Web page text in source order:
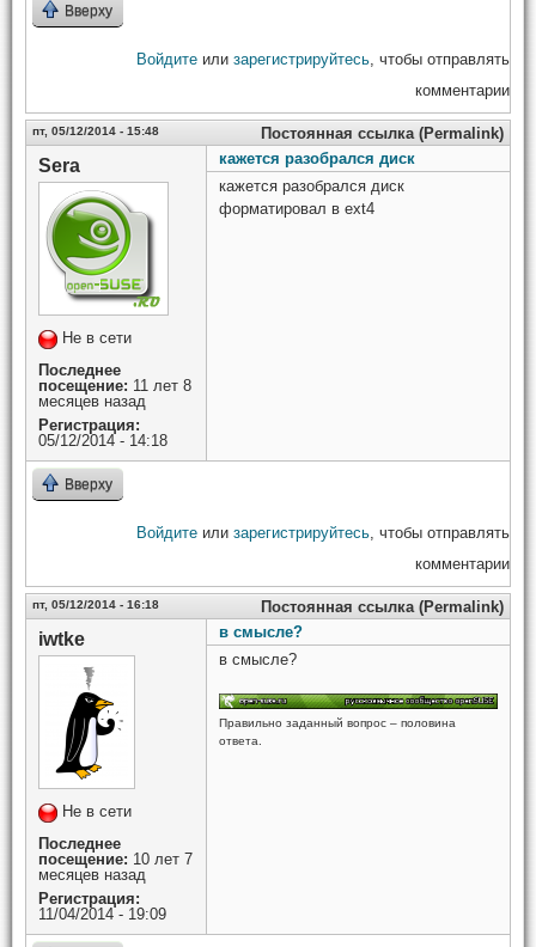
Вверху
Войдите или зарегистрируйтесь , чтобы отправлять
комментарии
пт, 05/12/2014 - 15:48 Постоянная ссылка (Permalink)
Sera
Не в сети
Последнее
посещение: 11 лет 8
месяцев назад
Регистрация:
05/12/2014 - 14:18
кажется разобрался диск
кажется разобрался диск
форматировал в ext4
Вверху
Войдите или зарегистрируйтесь , чтобы отправлять
комментарии
пт, 05/12/2014 - 16:18 Постоянная ссылка (Permalink)
iwtke
Не в сети
Последнее
посещение: 10 лет 7
месяцев назад
Регистрация:
11/04/2014 - 19:09
в смысле?
в смысле?
Правильно заданный вопрос – половина
ответа.